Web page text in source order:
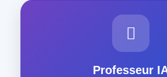
Professeur